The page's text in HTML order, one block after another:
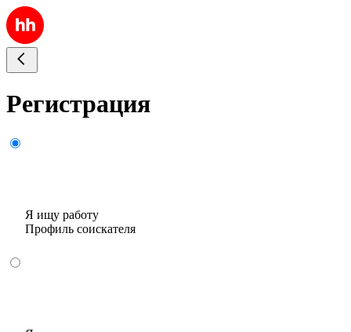
Регистрация
Я ищу работу
Профиль соискателя